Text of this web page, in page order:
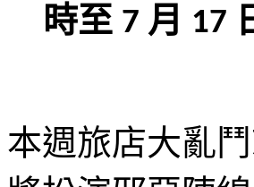
時至 7 月 17
本週旅店大亂